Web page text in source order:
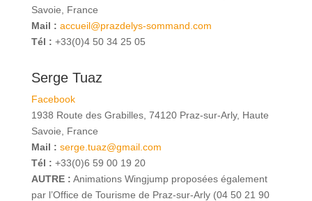
Savoie, France
Mail : accueil@prazdelys-sommand.com
Tél : +33(0)4 50 34 25 05
Serge Tuaz
Facebook
1938 Route des Grabilles, 74120 Praz-sur-Arly, Haute
Savoie, France
Mail : serge.tuaz@gmail.com
Tél : +33(0)6 59 00 19 20
AUTRE : Animations Wingjump proposées également
par l’Office de Tourisme de Praz-sur-Arly (04 50 21 90